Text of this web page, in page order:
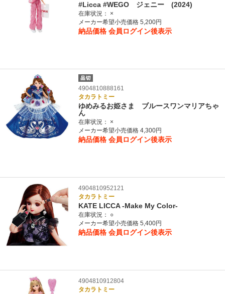
#Licca #WEGO ジェニー (2024)
在庫状況：
×
メーカー希望小売価格 5,200円
納品価格 会員ログイン後表示
4904810888161
タカラトミー
ゆめみるお姫さま ブルースワンマリアちゃ
ん
在庫状況：
×
メーカー希望小売価格 4,300円
納品価格 会員ログイン後表示
4904810952121
タカラトミー
KATE LICCA -Make My Color-
在庫状況：
○
メーカー希望小売価格 5,400円
納品価格 会員ログイン後表示
4904810912804
タカラトミー